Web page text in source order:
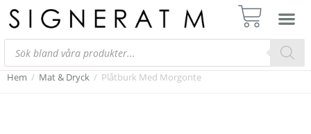
Hem / Mat & Dryck / Plåtburk Med Morgonte